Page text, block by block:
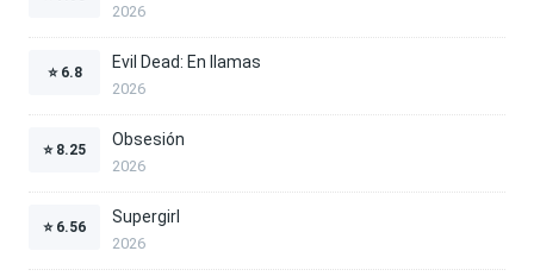
2026
⭐ 6.8
Evil Dead: En llamas
2026
⭐ 8.25
Obsesión
2026
⭐ 6.56
Supergirl
2026